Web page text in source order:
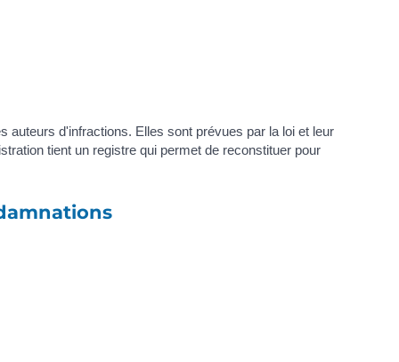
auteurs d'infractions. Elles sont prévues par la loi et leur
tient un registre qui permet de reconstituer pour